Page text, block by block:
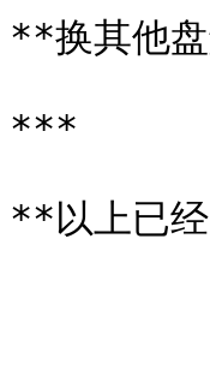
**换其他
***